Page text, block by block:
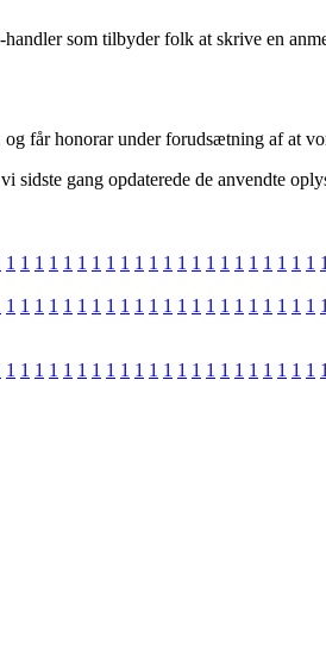
som tilbyder folk at skrive en
får honorar under forudsætning af at
gang opdaterede de anvendte
1 1 1 1 1 1 1 1 1 1 1 1 1 1 1 1 1 1 1 1 1 1 1
1 1 1 1 1 1 1 1 1 1 1 1 1 1 1 1 1 1 1 1 1 1 1
1 1 1 1 1 1 1 1 1 1 1 1 1 1 1 1 1 1 1 1 1 1 1